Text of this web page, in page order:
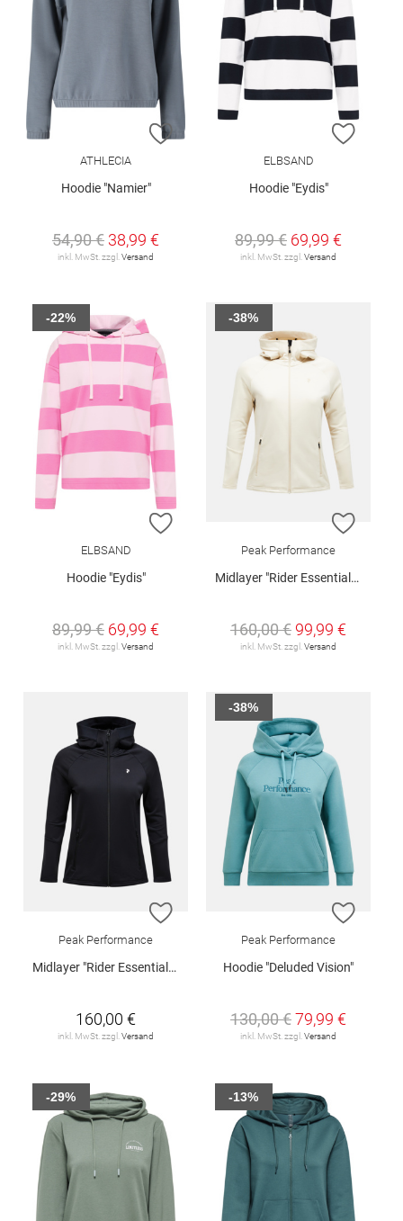
ZUR WUNSCHLISTE HINZUFÜGEN
ATHLECIA
Hoodie "Namier"
54,90 € 38,99 €
inkl. MwSt. zzgl.Versand
ZUR
ELBSAND
Hoodie "Eydis"
89,99 € 69,99 €
inkl. MwSt. zzgl.Versand
ZUR WUNSCHLISTE HINZUFÜGEN
ELBSAND
Hoodie "Eydis"
89,99 € 69,99 €
inkl. MwSt. zzgl.Versand
-22%
ZUR
Peak Performance
Midlayer "Rider Essentials W"
160,00 € 99,99 €
inkl. MwSt. zzgl.Versand
-38%
ZUR WUNSCHLISTE HINZUFÜGEN
Peak Performance
Midlayer "Rider Essentials W"
160,00 €
inkl. MwSt. zzgl. Versand
ZUR
Peak Performance
Hoodie "Deluded Vision"
130,00 €79,99 €
inkl. MwSt. zzgl. Versand
-38%
-29% -13%